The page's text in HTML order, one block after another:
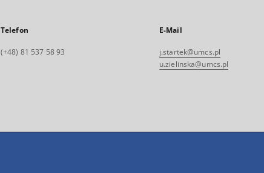
Telefon
(+48) 81 537 58 93
E-Mail
j.startek@umcs.pl
u.zielinska@umcs.pl